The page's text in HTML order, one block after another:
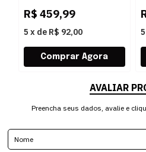
R$ 459,99
5 x de R$ 92,00 5
AVALIAR
Preencha seus dados, avalie e